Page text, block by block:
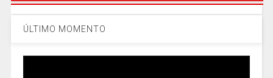
ÚLTIMO MOMENTO